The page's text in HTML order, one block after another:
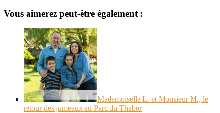
Vous aimerez peut-être également :
Mademoiselle L. et Monsieur M., le
retour des jumeaux au Parc du Thabor